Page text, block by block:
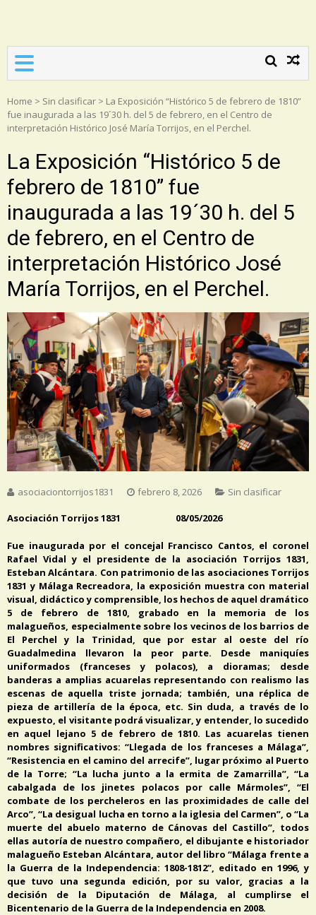
Home > Sin clasificar > La Exposición “Histórico 5 de febrero de 1810”
fue inaugurada a las 19´30 h. del 5 de febrero, en el Centro de
interpretación Histórico José María Torrijos, en el Perchel.
La Exposición “Histórico 5 de
febrero de 1810” fue
inaugurada a las 19´30 h. del 5
de febrero, en el Centro de
interpretación Histórico José
María Torrijos, en el Perchel.
asociaciontorrijos1831 febrero 8, 2026 Sin clasificar
Asociación Torrijos 1831 08/05/2026
Fue inaugurada por el concejal Francisco Cantos, el coronel
Rafael Vidal y el presidente de la asociación Torrijos 1831,
Esteban Alcántara. Con patrimonio de las asociaciones Torrijos
1831 y Málaga Recreadora, la exposición muestra con material
visual, didáctico y comprensible, los hechos de aquel dramático
5 de febrero de 1810, grabado en la memoria de los
malagueños, especialmente sobre los vecinos de los barrios de
El Perchel y la Trinidad, que por estar al oeste del río
Guadalmedina llevaron la peor parte. Desde maniquíes
uniformados (franceses y polacos), a dioramas; desde
banderas a amplias acuarelas representando con realismo las
escenas de aquella triste jornada; también, una réplica de
pieza de artillería de la época, etc. Sin duda, a través de lo
expuesto, el visitante podrá visualizar, y entender, lo sucedido
en aquel lejano 5 de febrero de 1810. Las acuarelas tienen
nombres significativos: “Llegada de los franceses a Málaga”,
“Resistencia en el camino del arrecife”, lugar próximo al Puerto
de la Torre; “La lucha junto a la ermita de Zamarrilla”, “La
cabalgada de los jinetes polacos por calle Mármoles”, “El
combate de los percheleros en las proximidades de calle del
Arco”, “La desigual lucha en torno a la iglesia del Carmen”, o “La
muerte del abuelo materno de Cánovas del Castillo”, todos
ellas autoría de nuestro compañero, el dibujante e historiador
malagueño Esteban Alcántara, autor del libro “Málaga frente a
la Guerra de la Independencia: 1808-1812”, editado en 1996, y
que tuvo una segunda edición, por su valor, gracias a la
decisión de la Diputación de Málaga, al cumplirse el
Bicentenario de la Guerra de la Independencia en 2008.